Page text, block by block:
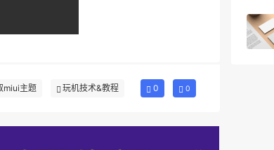
miui主题 玩机技术&教程 0 0